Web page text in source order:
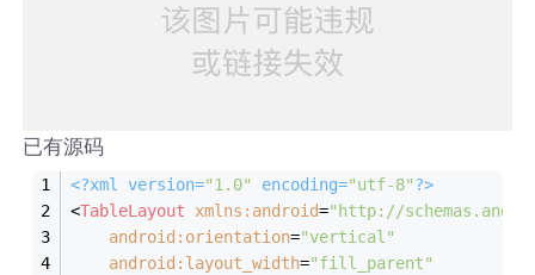
已有源码
<?xml version="1.0" encoding="utf-8"?>
<TableLayout xmlns:android="http://
android:orientation="vertical"
android:layout_width="fill_parent"